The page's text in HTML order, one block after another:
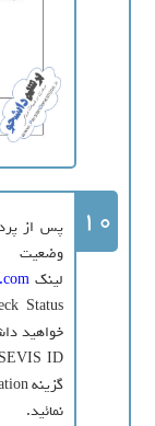
10
پس از
وضعیت
لینک
خواهید
نمائید.